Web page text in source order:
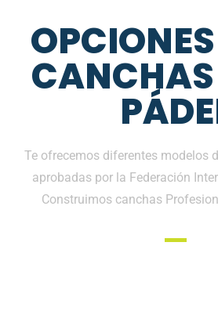
Te ofrecemos diferentes modelos
aprobadas por la Federación
Construimos canchas